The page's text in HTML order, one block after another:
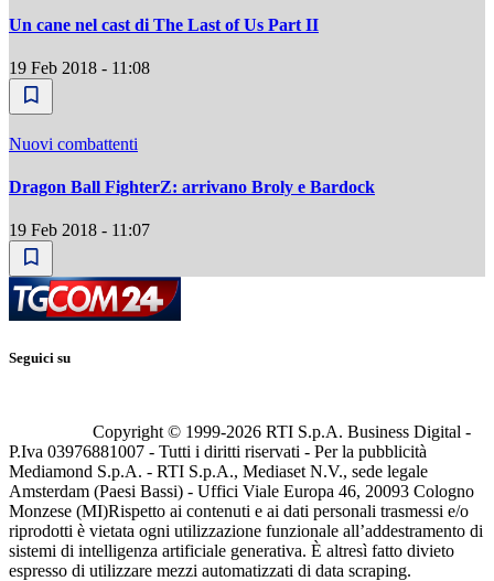
Un cane nel cast di The Last of Us Part II
19 Feb 2018 - 11:08
Nuovi combattenti
Dragon Ball FighterZ: arrivano Broly e Bardock
19 Feb 2018 - 11:07
Seguici su
Copyright © 1999-2026 RTI S.p.A. Business Digital -
P.Iva 03976881007 - Tutti i diritti riservati - Per la pubblicità
Mediamond S.p.A. - RTI S.p.A., Mediaset N.V., sede legale
Amsterdam (Paesi Bassi) - Uffici Viale Europa 46, 20093 Cologno
Monzese (MI)Rispetto ai contenuti e ai dati personali trasmessi e/o
riprodotti è vietata ogni utilizzazione funzionale all’addestramento di
sistemi di intelligenza artificiale generativa. È altresì fatto divieto
espresso di utilizzare mezzi automatizzati di data scraping.